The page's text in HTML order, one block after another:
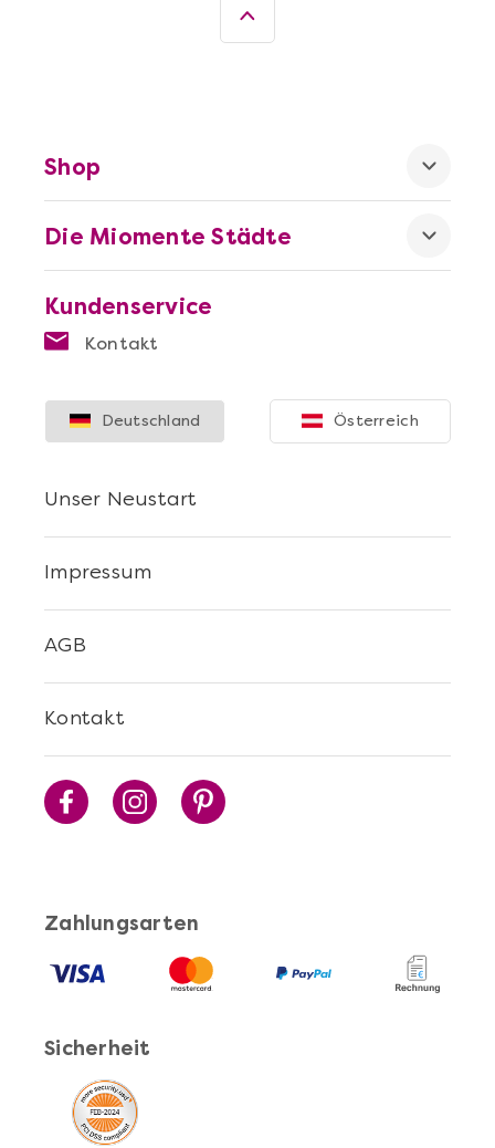
Sushi Selber Machen - DIY-Set
Mehr anzeigen
Kundenservice
Kontakt
Die Miomente Städte
Shop
Zahlungsarten
Sicherheit
Kontakt
AGB
Impressum
Unser Neustart
Deutschland Österreich